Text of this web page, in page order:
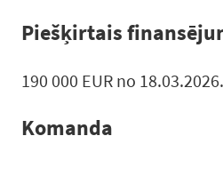
Piešķirtais
190 000 EUR no 18.03.2026.
Komanda